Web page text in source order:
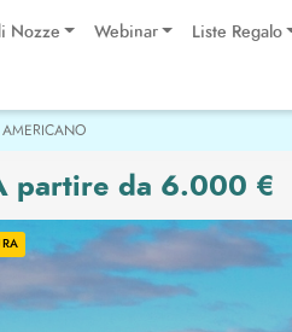
Nozze Webinar Liste Regalo
partire da 6.000 €